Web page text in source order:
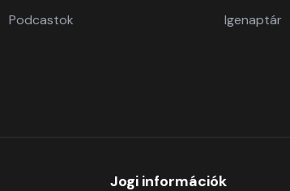
Podcastok
Igenaptár
Jogi információk